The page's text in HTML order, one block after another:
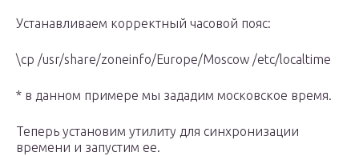
Устанавливаем корректный часовой пояс:
\cp /usr/share/zoneinfo/Europe/Moscow /etc/localtime
* в данном примере мы зададим московское время.
Теперь установим утилиту для синхронизации
времени и запустим ее.